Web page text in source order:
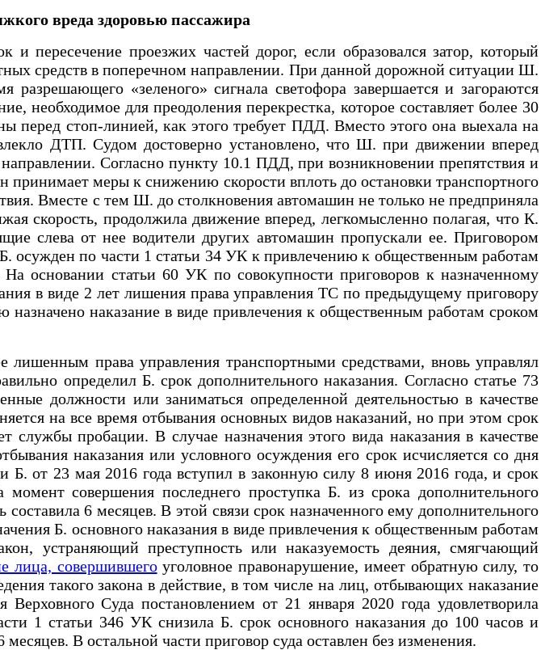
вреда здоровью пассажира
пересечение проезжих частей дорог, если образовался затор, который
средств в поперечном направлении. При данной дорожной ситуации Ш.
«зеленого» сигнала светофора завершается и загораются
необходимое для преодоления перекрестка, которое составляет более 30
перед стоп-линией, как этого требует ПДД. Вместо этого она выехала на
ДТП. Судом достоверно установлено, что Ш. при движении вперед
Согласно пункту 10.1 ПДД, при возникновении препятствия и
меры к снижению скорости вплоть до остановки транспортного
Вместе с тем Ш. до столкновения автомашин не только не предприняла
скорость, продолжила движение вперед, легкомысленно полагая, что К.
слева от нее водители других автомашин пропускали ее. Приговором
осужден по части 1 статьи 34 УК к привлечению к общественным работам
основании статьи 60 УК по совокупности приговоров к назначенному
в виде 2 лет лишения права управления ТС по предыдущему приговору
наказание в виде привлечения к общественным работам сроком
права управления транспортными средствами, вновь управлял
определил Б. срок дополнительного наказания. Согласно статье 73
должности или заниматься определенной деятельностью в качестве
на все время отбывания основных видов наказаний, но при этом срок
пробации. В случае назначения этого вида наказания в качестве
наказания или условного осуждения его срок исчисляется со дня
от 23 мая 2016 года вступил в законную силу 8 июня 2016 года, и срок
совершения последнего проступка Б. из срока дополнительного
6 месяцев. В этой связи срок назначенного ему дополнительного
Б. основного наказания в виде привлечения к общественным работам
устраняющий преступность или наказуемость деяния, смягчающий
лица, совершившегоуголовное правонарушение, имеет обратную силу, то
такого закона в действие, в том числе на лиц, отбывающих наказание
Суда постановлением от 21 января 2020 года удовлетворила
1 статьи 346 УК снизила Б. срок основного наказания до 100 часов и
В остальной части приговор суда оставлен без изменения.